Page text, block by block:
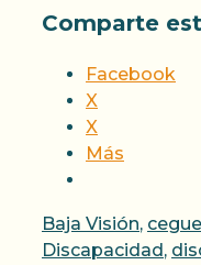
Comparte
Facebook
X
X
Más
Categorías
Baja Visión,
Discapacidad ,